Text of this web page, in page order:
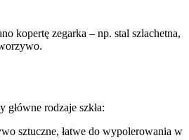
kopertę zegarka – np. stal szlachetna,
główne rodzaje szkła:
sztuczne, łatwe do wypolerowania w